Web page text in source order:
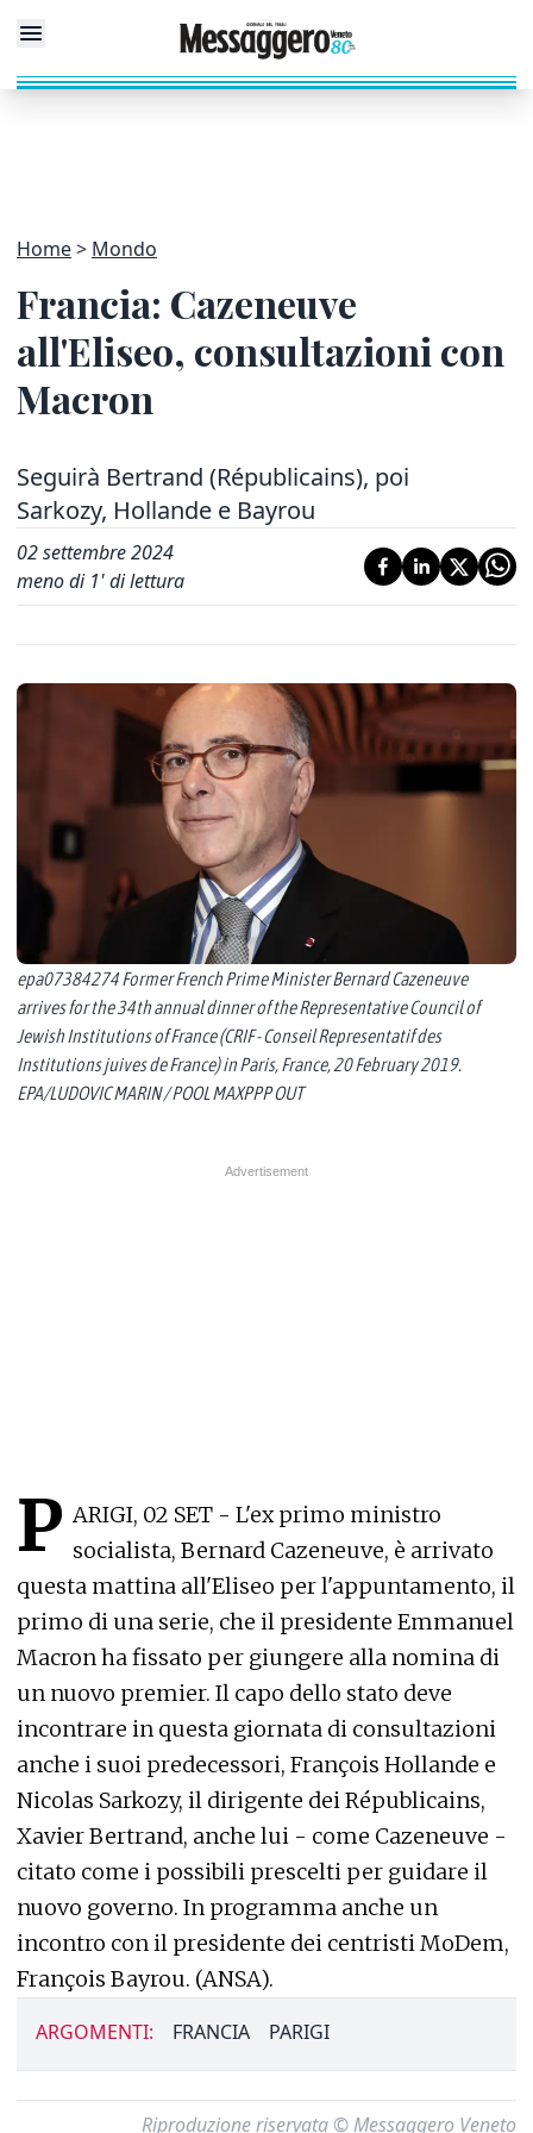
Home Mondo
Francia: Cazeneuve
all'Eliseo, consultazioni con
Macron
Seguirà Bertrand (Républicains), poi
Sarkozy, Hollande e Bayrou
02 settembre 2024
meno di 1' di lettura
epa07384274 Former French Prime Minister Bernard Cazeneuve
arrives for the 34th annual dinner of the Representative Council of
Jewish Institutions of France (CRIF - Conseil Representatif des
Institutions juives de France) in Paris, France, 20 February 2019.
EPA/LUDOVIC MARIN / POOL MAXPPP OUT
P ARIGI, 02 SET - L'ex primo ministro
socialista, Bernard Cazeneuve, è arrivato
questa mattina all'Eliseo per l'appuntamento, il
primo di una serie, che il presidente Emmanuel
Macron ha fissato per giungere alla nomina di
un nuovo premier. Il capo dello stato deve
incontrare in questa giornata di consultazioni
anche i suoi predecessori, François Hollande e
Nicolas Sarkozy, il dirigente dei Républicains,
Xavier Bertrand, anche lui - come Cazeneuve -
citato come i possibili prescelti per guidare il
nuovo governo. In programma anche un
incontro con il presidente dei centristi MoDem,
François Bayrou. (ANSA).
ARGOMENTI: FRANCIA PARIGI
Riproduzione riservata © Messaggero Veneto